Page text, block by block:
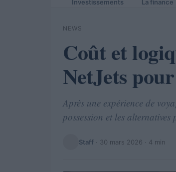
Investissements La finance
NEWS
Coût et
NetJets
Après une expérience de
possession et les
Staff · 30 mars 2026 · 4 min